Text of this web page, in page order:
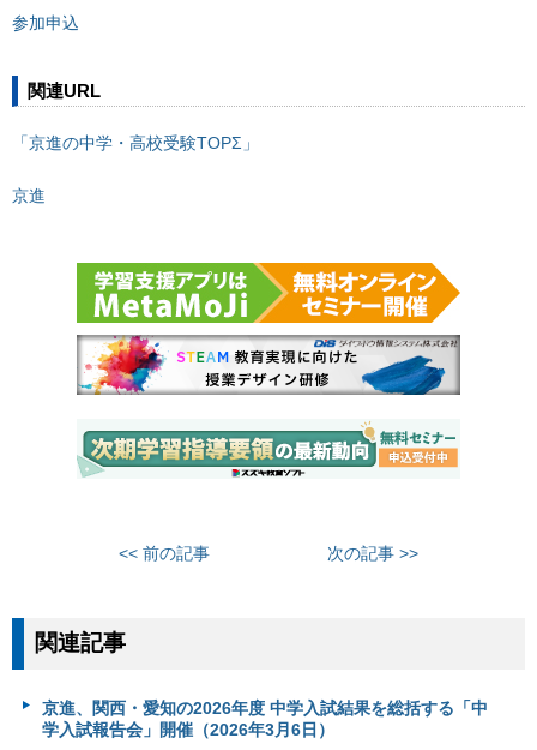
参加申込
関連URL
「京進の中学・高校受験TOPΣ」
京進
<< 前の記事 次の記事 >>
関連記事
京進、関西・愛知の2026年度 中学入試結果を総括する「中
学入試報告会」開催（2026年3月6日）